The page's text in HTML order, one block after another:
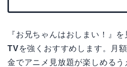
『お兄ちゃんはおしまい！』
TVを強くおすすめします。月
金でアニメ見放題が楽しめる